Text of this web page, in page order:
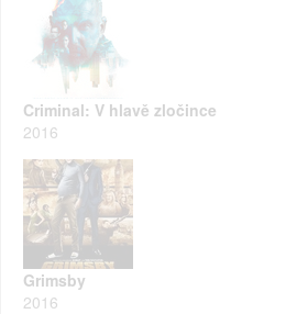
Criminal: V hlavě zločince
2016
Grimsby
2016